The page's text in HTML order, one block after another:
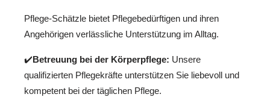
Pflege-Schätzle bietet Pflegebedürftigen und ihren
Angehörigen verlässliche Unterstützung im Alltag.
✔️Betreuung bei der Körperpflege: Unsere
qualifizierten Pflegekräfte unterstützen Sie liebevoll und
kompetent bei der täglichen Pflege.